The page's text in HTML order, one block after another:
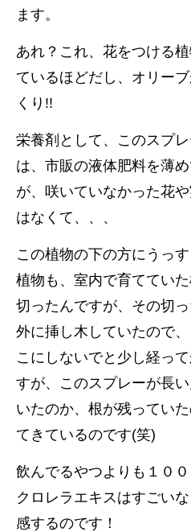
ます。
あれ？これ、花をつける
ているほどだし、オリー
くり!!
栄養剤として、このスプ
は、市販の液体肥料を薄
が、咲いていなかった花
はなくて、、、
この植物の下の方にうっ
植物も、室内で育ててい
切ったんですが、その切
外に挿し木していたので、
こにしないでと少し経っ
すが、このスプレーが長
いたのか、根が残ってい
てきているのです(笑)
飲んでるやつよりも１００
クロレラエキスはすごい
感するのです！